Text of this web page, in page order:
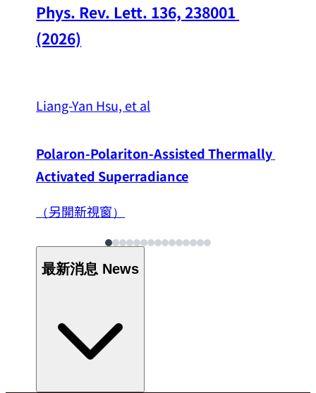
Phys. Rev. Lett. 136, 238001
(2026)
Liang-Yan Hsu, et al
Polaron-Polariton-Assisted Thermally
Activated Superradiance
（另開新視窗）
最新消息 News